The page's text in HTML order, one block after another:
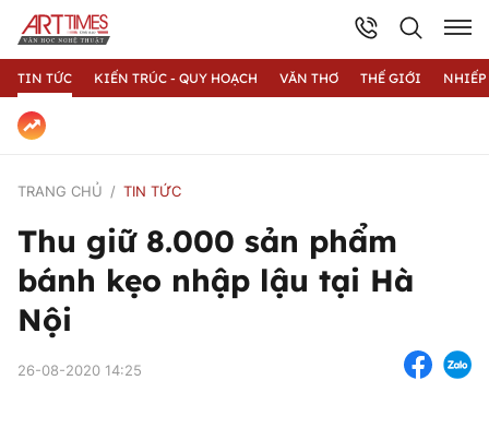
TIN TỨC KIẾN TRÚC - QUY HOẠCH VĂN THƠ THẾ GIỚI
TRANG CHỦ TIN TỨC
Thu giữ 8.000 sản phẩm
bánh kẹo nhập lậu tại Hà
Nội
26-08-2020 14:25